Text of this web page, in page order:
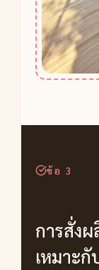
ข้อ 3
การสั่ง
เหมาะกั